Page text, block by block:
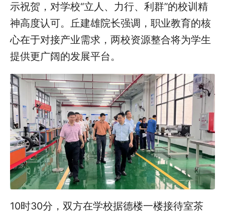
示祝贺，对学校“立人、力行、利群”的校训精
神高度认可。丘建雄院长强调，职业教育的核
心在于对接产业需求，两校资源整合将为学生
提供更广阔的发展平台。
10时30分，双方在学校据德楼一楼接待室茶